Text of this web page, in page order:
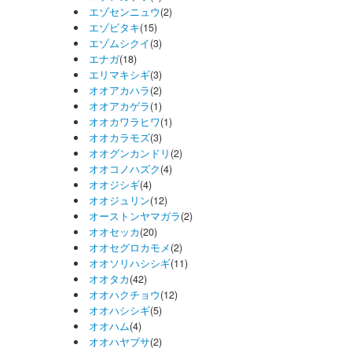
エゾセンニュウ(2)
エゾビタキ(15)
エゾムシクイ(3)
エナガ(18)
エリマキシギ(3)
オオアカハラ(2)
オオアカゲラ(1)
オオカワラヒワ(1)
オオカラモズ(3)
オオグンカンドリ (2)
オオコノハズク(4)
オオジシギ(4)
オオジュリン(12)
オーストンヤマガラ(2)
オオセッカ(20)
オオセグロカモメ(2)
オオソリハシシギ(11)
オオタカ(42)
オオハクチョウ(12)
オオハシシギ(5)
オオハム(4)
オオハヤブサ(2)